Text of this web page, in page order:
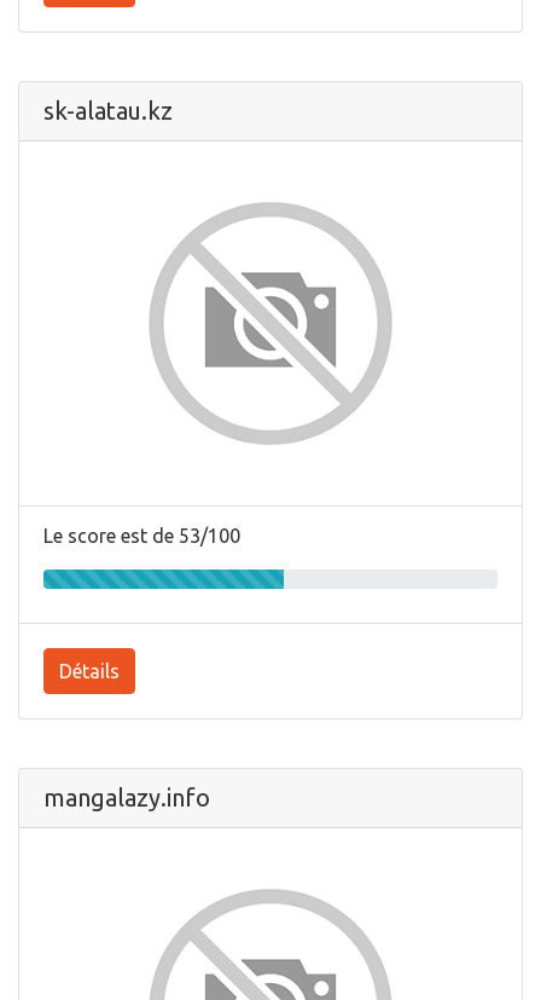
sk-alatau.kz
Le score est de 53/100
Détails
mangalazy.info